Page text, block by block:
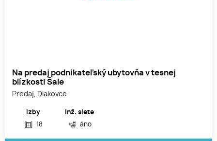
Na predaj podnikateľský ubytovňa v tesnej
blízkosti Šale
Predaj, Diakovce
Izby
18
Inž. siete
áno